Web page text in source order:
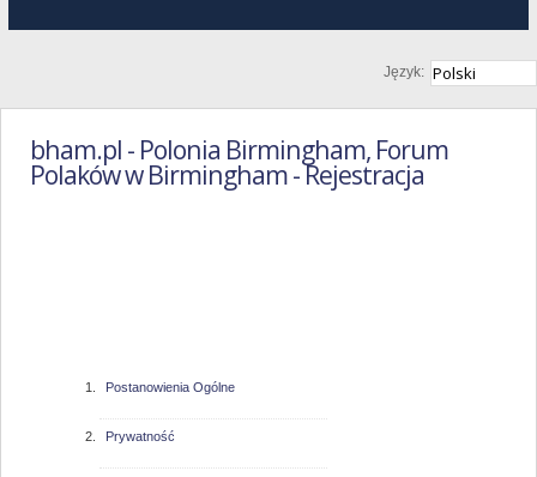
Język:
bham.pl - Polonia Birmingham, Forum
Polaków w Birmingham - Rejestracja
Postanowienia Ogólne
Prywatność